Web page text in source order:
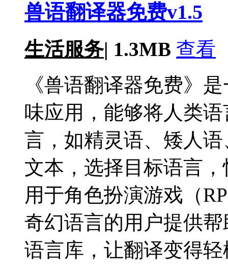
兽语翻译器免费v1.5
生活服务| 1.3MB 查看
《兽语翻译器免费》
味应用，能够将人类
言，如精灵语、矮人
文本，选择目标语言
用于角色扮演游戏（
奇幻语言的用户提供
语言库，让翻译变得